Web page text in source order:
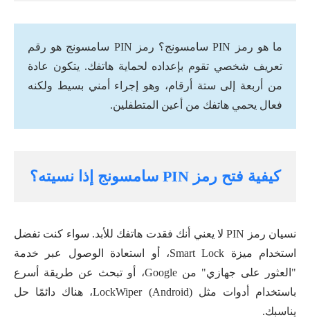
ما هو رمز PIN سامسونج؟ رمز PIN سامسونج هو رقم
تعريف شخصي تقوم بإعداده لحماية هاتفك. يتكون عادة
من أربعة إلى ستة أرقام، وهو إجراء أمني بسيط ولكنه
فعال يحمي هاتفك من أعين المتطفلين.
كيفية فتح رمز PIN سامسونج إذا نسيته؟
نسيان رمز PIN لا يعني أنك فقدت هاتفك للأبد. سواء كنت تفضل
استخدام ميزة Smart Lock، أو استعادة الوصول عبر خدمة
"العثور على جهازي" من Google، أو تبحث عن طريقة أسرع
باستخدام أدوات مثل LockWiper (Android)، هناك دائمًا حل
يناسبك.